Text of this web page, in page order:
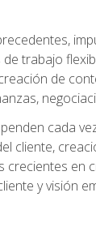
trabajo
de
cada
cliente,
en
y visión